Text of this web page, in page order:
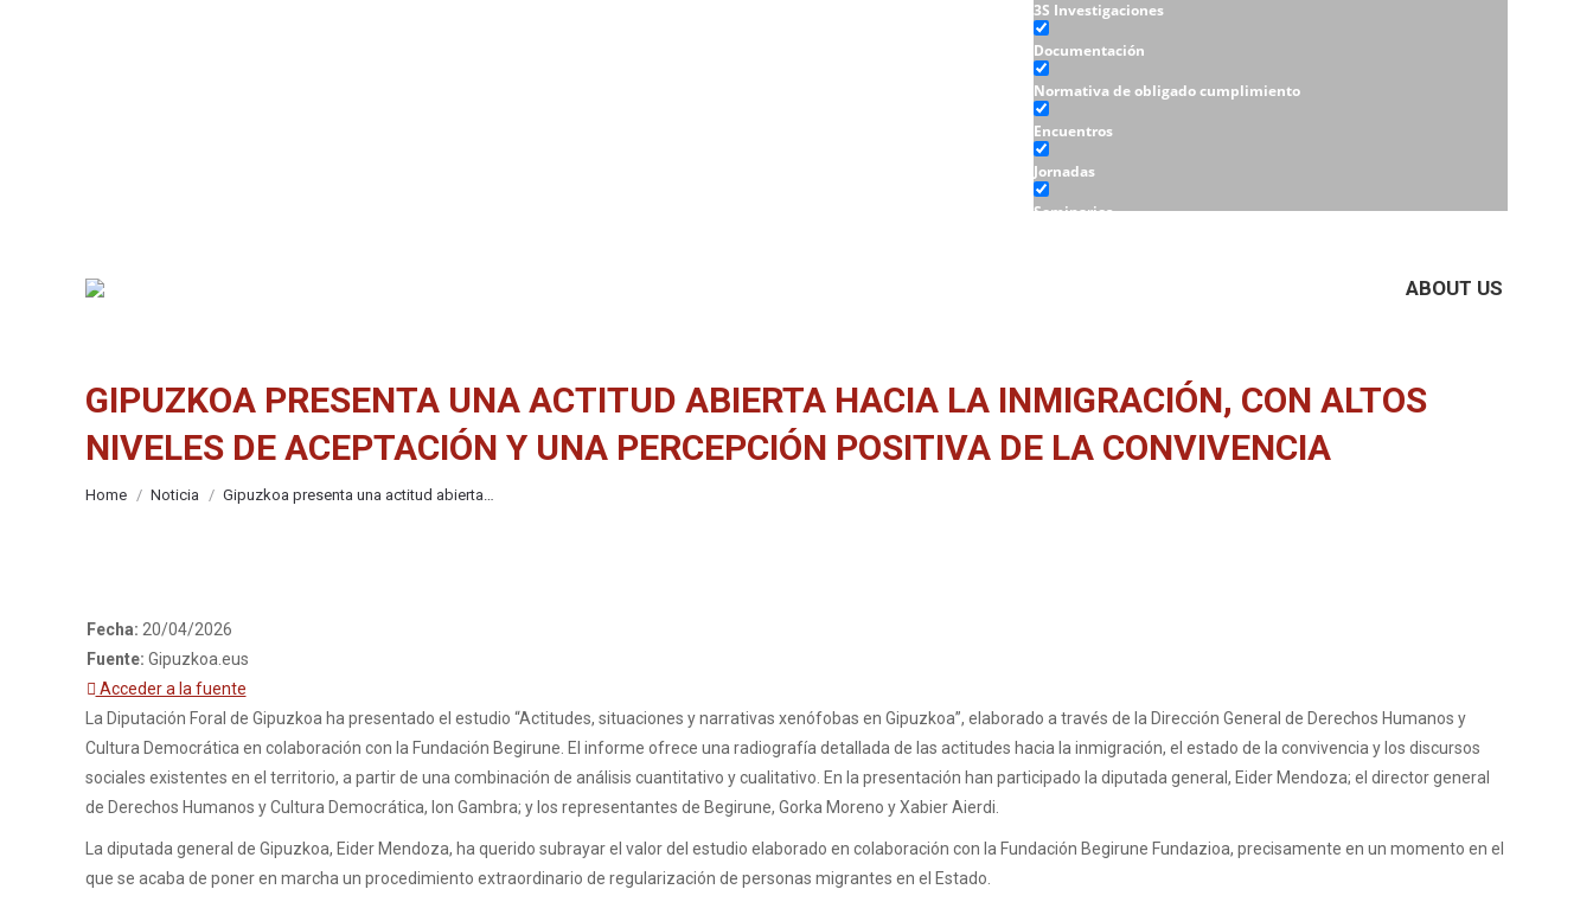
3S Investigaciones
Documentación
Normativa de obligado cumplimiento
Encuentros
Jornadas
Seminarios
ABOUT US
GIPUZKOA PRESENTA UNA ACTITUD ABIERTA HACIA LA INMIGRACIÓN, CON ALTOS
NIVELES DE ACEPTACIÓN Y UNA PERCEPCIÓN POSITIVA DE LA CONVIVENCIA
You are here:
Home Noticia Gipuzkoa presenta una actitud abierta…
Fecha: 20/04/2026
Fuente: Gipuzkoa.eus
Acceder a la fuente
La Diputación Foral de Gipuzkoa ha presentado el estudio “Actitudes, situaciones y narrativas xenófobas en Gipuzkoa”, elaborado a través de la Dirección General de Derechos Humanos y
Cultura Democrática en colaboración con la Fundación Begirune. El informe ofrece una radiografía detallada de las actitudes hacia la inmigración, el estado de la convivencia y los discursos
sociales existentes en el territorio, a partir de una combinación de análisis cuantitativo y cualitativo. En la presentación han participado la diputada general, Eider Mendoza; el director general
de Derechos Humanos y Cultura Democrática, Ion Gambra; y los representantes de Begirune, Gorka Moreno y Xabier Aierdi.
La diputada general de Gipuzkoa, Eider Mendoza, ha querido subrayar el valor del estudio elaborado en colaboración con la Fundación Begirune Fundazioa, precisamente en un momento en el
que se acaba de poner en marcha un procedimiento extraordinario de regularización de personas migrantes en el Estado.